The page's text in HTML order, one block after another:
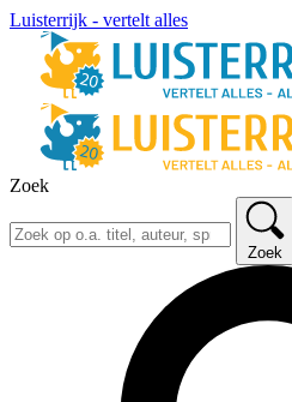
Luisterrijk - vertelt alles
Zoek
Zoek